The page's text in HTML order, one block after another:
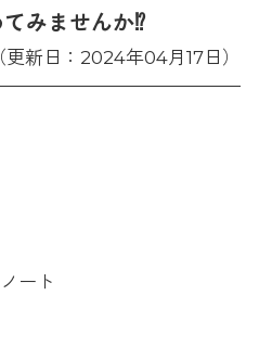
みませんか⁉️
新日：2024年04月17日）
ート